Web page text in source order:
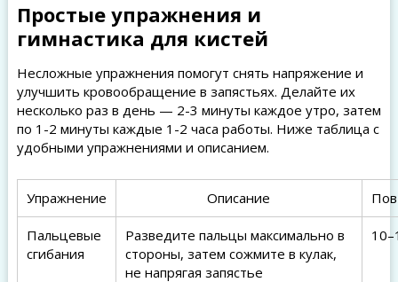
Простые упражнения и
гимнастика для кистей
Несложные упражнения помогут снять напряжение и
улучшить кровообращение в запястьях. Делайте их
несколько раз в день — 2-3 минуты каждое утро, затем
по 1-2 минуты каждые 1-2 часа работы. Ниже таблица с
удобными упражнениями и описанием.
Упражнение Описание
Пальцевые
сгибания
Разведите пальцы максимально в
стороны, затем сожмите в кулак,
не напрягая запястье